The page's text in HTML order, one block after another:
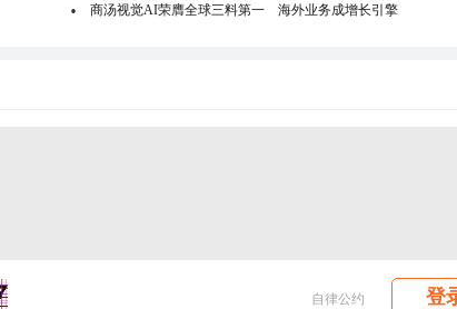
商汤视觉AI荣膺全球三料第一 海外业务成增长引擎
自律公约 登